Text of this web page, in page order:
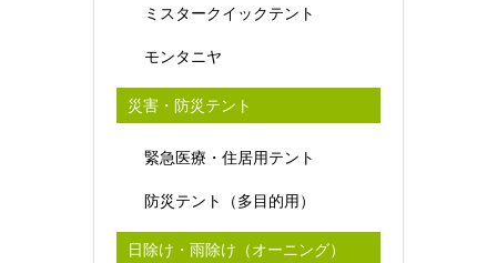
ミスタークイックテント
モンタニヤ
災害・防災テント
緊急医療・住居用テント
防災テント（多目的用）
日除け・雨除け（オーニング）